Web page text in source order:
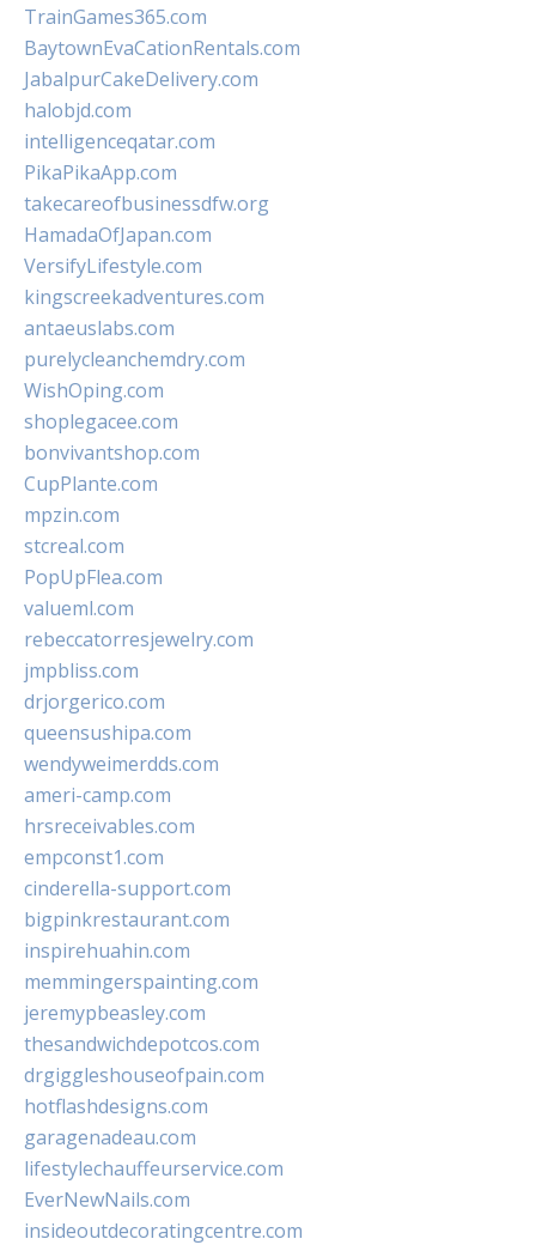
TrainGames365.com
BaytownEvaCationRentals.com
JabalpurCakeDelivery.com
halobjd.com
intelligenceqatar.com
PikaPikaApp.com
takecareofbusinessdfw.org
HamadaOfJapan.com
VersifyLifestyle.com
kingscreekadventures.com
antaeuslabs.com
purelycleanchemdry.com
WishOping.com
shoplegacee.com
bonvivantshop.com
CupPlante.com
mpzin.com
stcreal.com
PopUpFlea.com
valueml.com
rebeccatorresjewelry.com
jmpbliss.com
drjorgerico.com
queensushipa.com
wendyweimerdds.com
ameri-camp.com
hrsreceivables.com
empconst1.com
cinderella-support.com
bigpinkrestaurant.com
inspirehuahin.com
memmingerspainting.com
jeremypbeasley.com
thesandwichdepotcos.com
drgiggleshouseofpain.com
hotflashdesigns.com
garagenadeau.com
lifestylechauffeurservice.com
EverNewNails.com
insideoutdecoratingcentre.com